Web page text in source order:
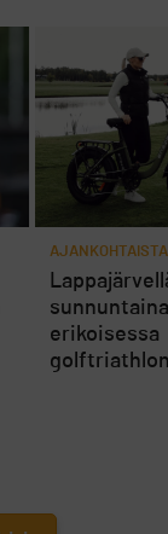
AJANKOHTAISTA
erikoisessa